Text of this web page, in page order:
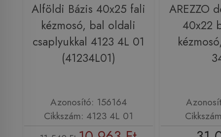
Alföldi Bázis 40x25 fali
kézmosó, bal oldali
csaplyukkal 4123 4L 01
(41234L01)
Azonosító: 156164
Cikkszám: 4123 4L 01
AREZZO
40x22